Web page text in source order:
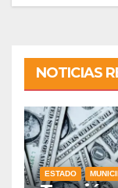
NOTICIAS
ESTADO